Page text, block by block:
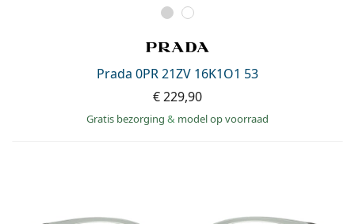
Prada 0PR 21ZV 16K1O1 53
€ 229,90
Gratis bezorging & model op voorraad